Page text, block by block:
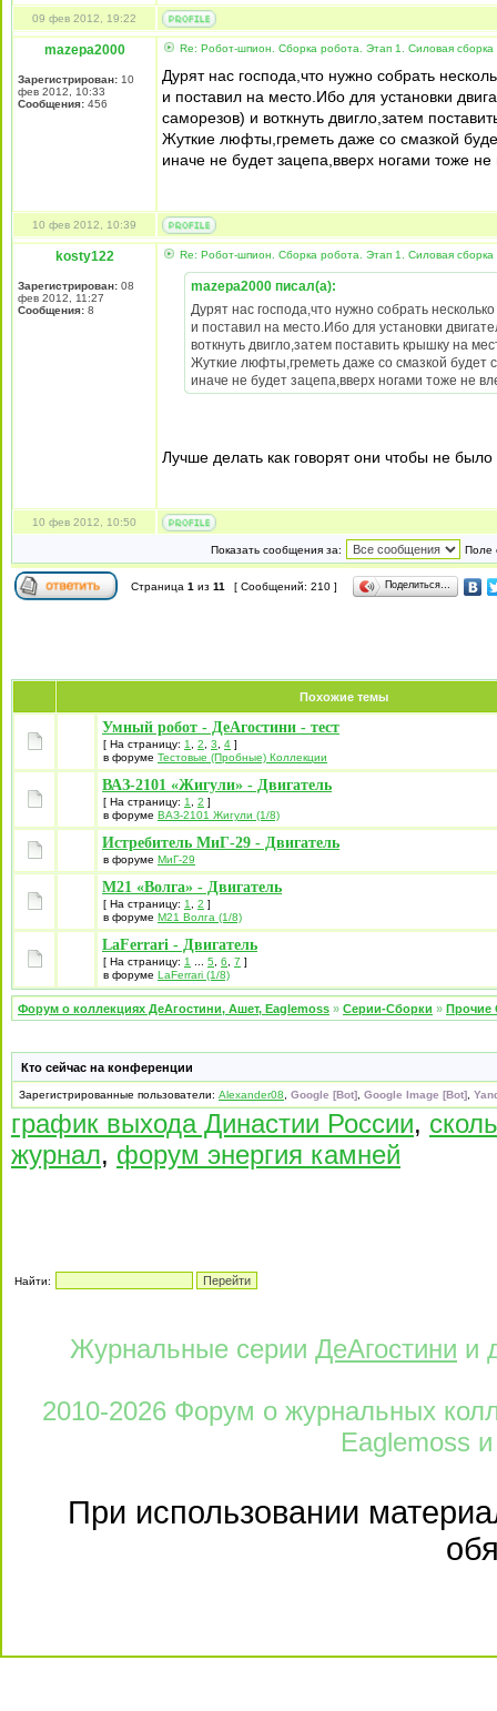
09 фев 2012, 19:22
mazepa2000
Зарегистрирован: 10
фев 2012, 10:33
Сообщения: 456
Re: Робот-шпион. Сборка робота. Этап 1. Силовая сборка
Дурят нас господа,что нужно собрать
и поставил на место.Ибо для установки
саморезов) и воткнуть двигло,затем
Жуткие люфты,греметь даже со смазкой
иначе не будет зацепа,вверх ногами тоже не
10 фев 2012, 10:39
kosty122
Зарегистрирован: 08
фев 2012, 11:27
Сообщения: 8
Re: Робот-шпион. Сборка робота. Этап 1. Силовая сборка
mazepa2000 писал(а):
Дурят нас господа,что нужно собрать
и поставил на место.Ибо для установки
воткнуть двигло,затем поставить крышку на
Жуткие люфты,греметь даже со смазкой будет
иначе не будет зацепа,вверх ногами тоже не
Лучше делать как говорят они чтобы не
10 фев 2012, 10:50
Показать сообщения за: Поле
Страница 1 из 11 [ Сообщений: 210 ] Поделиться…
Похожие темы
Умный робот - ДеАгостини - тест
[ На страницу: 1 2 3 4 ]
в форуме Тестовые (Пробные) Коллекции
ВАЗ-2101 «Жигули» - Двигатель
[ На страницу: 1 2 ]
в форуме ВАЗ-2101 Жигули (1/8)
Истребитель МиГ-29 - Двигатель
в форуме МиГ-29
М21 «Волга» - Двигатель
[ На страницу: 1 2 ]
в форуме М21 Волга (1/8)
LaFerrari - Двигатель
[ На страницу: 1 5 6 7 ]
в форуме LaFerrari (1/8)
Форум о коллекциях ДеАгостини, Ашет, Eaglemoss » Серии-Сборки » Прочие
Кто сейчас на конференции
Зарегистрированные пользователи: Alexander08 Google [Bot] Google Image [Bot]
график выхода Династии России,
журнал, форум энергия камней
Найти:
Журнальные серии ДеАгостини и
2010-2026 Форум о журнальных
Eaglemoss и
При использовании